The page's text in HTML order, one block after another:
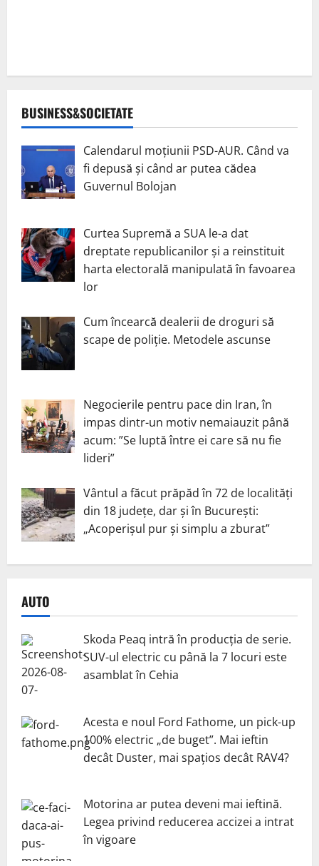
BUSINESS&SOCIETATE
Calendarul moțiunii PSD-AUR. Când va
fi depusă și când ar putea cădea
Guvernul Bolojan
Curtea Supremă a SUA le-a dat
dreptate republicanilor și a reinstituit
harta electorală manipulată în favoarea
lor
Cum încearcă dealerii de droguri să
scape de poliție. Metodele ascunse
Negocierile pentru pace din Iran, în
impas dintr-un motiv nemaiauzit până
acum: ”Se luptă între ei care să nu fie
lideri”
Vântul a făcut prăpăd în 72 de localități
din 18 județe, dar și în București:
„Acoperișul pur și simplu a zburat”
AUTO
Skoda Peaq intră în producția de serie.
SUV-ul electric cu până la 7 locuri este
asamblat în Cehia
Acesta e noul Ford Fathome, un pick-up
100% electric „de buget”. Mai ieftin
decât Duster, mai spațios decât RAV4?
Motorina ar putea deveni mai ieftină.
Legea privind reducerea accizei a intrat
în vigoare